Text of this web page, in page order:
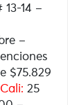
14 –
–
$75.829
Cali: 25